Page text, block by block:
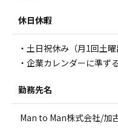
休日休暇
・土日祝休み（月1回土曜
・企業カレンダーに準ずる
勤務先名
Man to Man株式会社/加